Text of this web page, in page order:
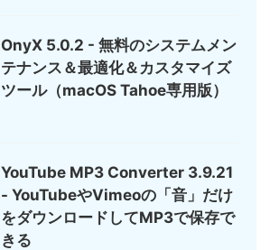
OnyX 5.0.2 - 無料のシステムメン
テナンス＆最適化＆カスタマイズ
ツール（macOS Tahoe専用版）
YouTube MP3 Converter 3.9.21
- YouTubeやVimeoの「音」だけ
をダウンロードしてMP3で保存で
きる